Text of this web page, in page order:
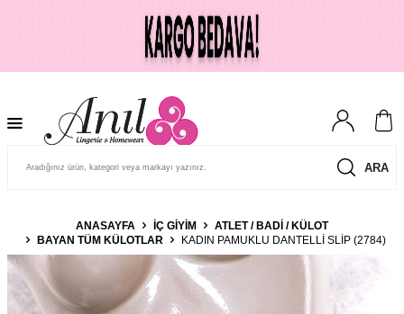
ARA
ANASAYFA İÇ GIYIM
ATLET / BADI / KÜLOT
BAYAN TÜM KÜLOTLAR
KADIN PAMUKLU DANTELLI SLIP (2784)